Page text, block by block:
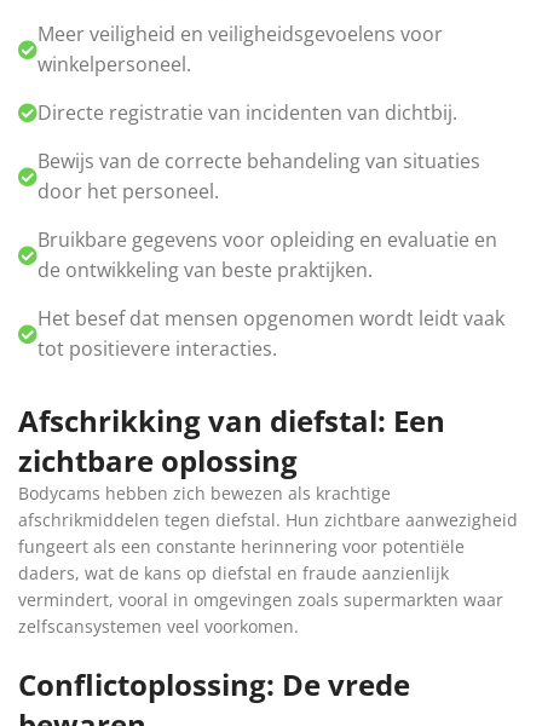
Meer veiligheid en veiligheidsgevoelens voor
winkelpersoneel.
Directe registratie van incidenten van dichtbij.
Bewijs van de correcte behandeling van situaties
door het personeel.
Bruikbare gegevens voor opleiding en evaluatie en
de ontwikkeling van beste praktijken.
Het besef dat mensen opgenomen wordt leidt vaak
tot positievere interacties.
Afschrikking van diefstal: Een
zichtbare oplossing
Bodycams hebben zich bewezen als krachtige
afschrikmiddelen tegen diefstal. Hun zichtbare aanwezigheid
fungeert als een constante herinnering voor potentiële
daders, wat de kans op diefstal en fraude aanzienlijk
vermindert, vooral in omgevingen zoals supermarkten waar
zelfscansystemen veel voorkomen.
Conflictoplossing: De vrede